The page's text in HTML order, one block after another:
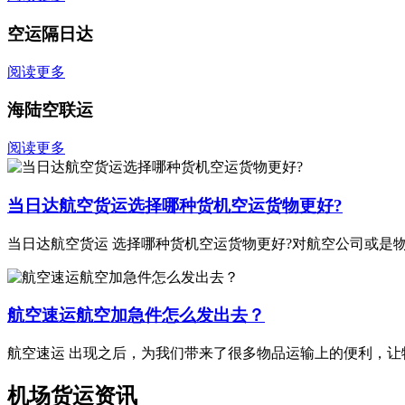
空运隔日达
阅读更多
海陆空联运
阅读更多
当日达航空货运选择哪种货机空运货物更好?
当日达航空货运 选择哪种货机空运货物更好?对航空公司或是
航空速运航空加急件怎么发出去？
航空速运 出现之后，为我们带来了很多物品运输上的便利，
机场货运资讯